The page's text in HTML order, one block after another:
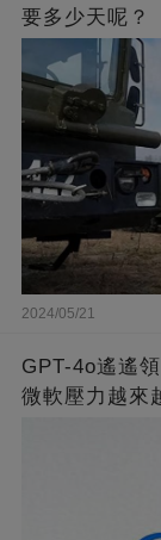
要多少天呢？
2024/05/21
GPT-4o遙遙
微軟壓力越來